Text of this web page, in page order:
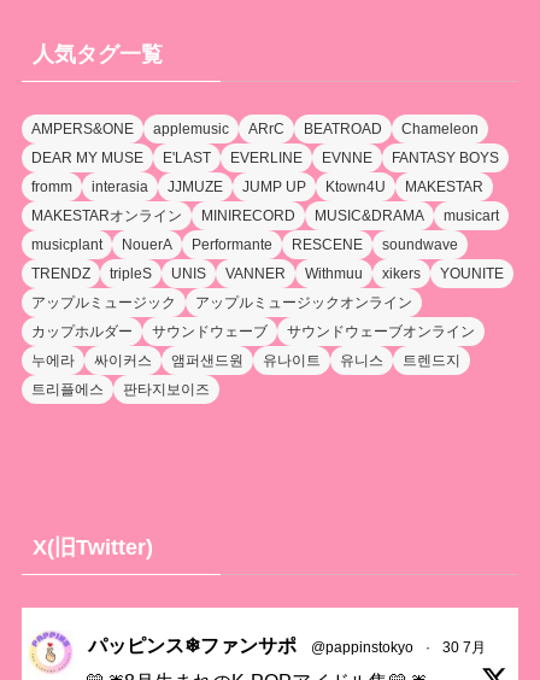
人気タグ一覧
AMPERS&ONE applemusic ARrC BEATROAD
Chameleon
DEAR MY MUSE
E'LAST EVERLINE EVNNE
FANTASY BOYS
fromm
interasia JJMUZE JUMP UP Ktown4U
MAKESTAR
MAKESTARオンライン
MINIRECORD MUSIC&DRAMA
musicart
musicplant
NouerA Performante RESCENE
soundwave
TRENDZ
tripleS UNIS VANNER Withmuu xikers
YOUNITE
アップルミュージック
アップルミュージックオンライン
カップホルダー
サウンドウェーブ
サウンドウェーブオンライン
누에라
싸이커스 앰퍼샌드원 유나이트 유니스
트렌드지
트리플에스
판타지보이즈
X(旧Twitter)
パッピンス❄ファンサポ @pappinstokyo · 30 7月